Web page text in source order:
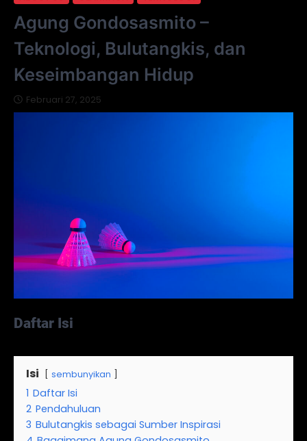
Agung Gondosasmito –
Teknologi, Bulutangkis, dan
Keseimbangan Hidup
Februari 27, 2025
Daftar Isi
Isi sembunyikan
1 Daftar Isi
2 Pendahuluan
3 Bulutangkis sebagai Sumber Inspirasi